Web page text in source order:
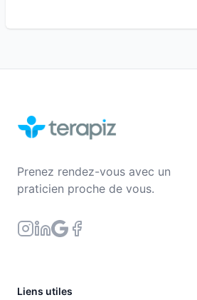
Prenez rendez-vous avec un
praticien proche de vous.
Liens utiles